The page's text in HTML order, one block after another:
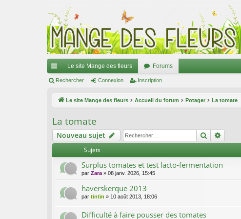
ac
ci
s
Le site Mange des fleurs Forums
Rechercher Connexion Inscription
Le site Mange des fleurs Accueil du forum Potager La tomate
La tomate
Nouveau sujet Rechercher
Sujets
Surplus tomates et test lacto-fermentation
par Zara » 08 janv. 2026, 15:45
haverskerque 2013
par tintin » 10 août 2013, 18:06
Difficulté à faire pousser des tomates